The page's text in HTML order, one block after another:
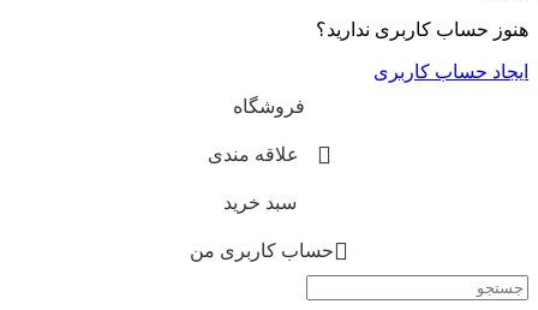
هنوز حساب کاربری ندارید؟
ایجاد حساب کاربری
فروشگاه
علاقه مندی
سبد خرید
حساب کاربری من